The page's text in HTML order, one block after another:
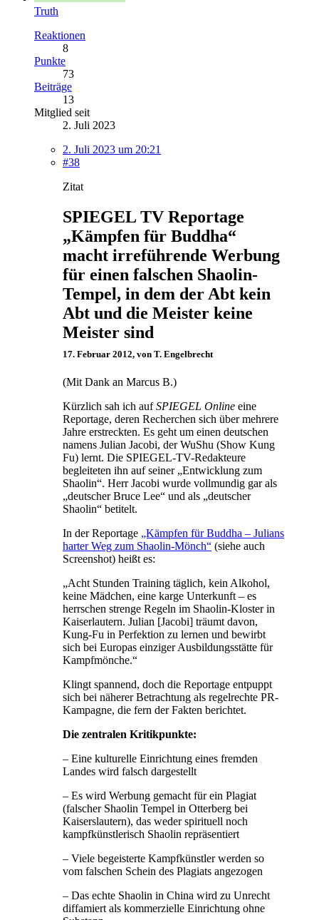
Truth
Reaktionen
8
Punkte
73
Beiträge
13
Mitglied seit
2. Juli 2023
2. Juli 2023 um 20:21
#38
Zitat
SPIEGEL TV Reportage
„Kämpfen für Buddha“
macht irreführende Werbung
für einen falschen Shaolin-
Tempel, in dem der Abt kein
Abt und die Meister keine
Meister sind
17. Februar 2012, von T. Engelbrecht
(Mit Dank an Marcus B.)
Kürzlich sah ich aufSPIEGEL Online eine
Reportage, deren Recherchen sich über mehrere
Jahre erstreckten. Es geht um einen deutschen
namens Julian Jacobi, der WuShu (Show Kung
Fu) lernt. Die SPIEGEL-TV-Redakteure
begleiteten ihn auf seiner „Entwicklung zum
Shaolin“. Herr Jacobi wurde vollmundig gar als
„deutscher Bruce Lee“ und als „deutscher
Shaolin“ betitelt.
In der Reportage „Kämpfen für Buddha – Julians
harter Weg zum Shaolin-Mönch“ (siehe auch
Screenshot) heißt es:
„Acht Stunden Training täglich, kein Alkohol,
keine Mädchen, eine karge Unterkunft – es
herrschen strenge Regeln im Shaolin-Kloster in
Kaiserlautern. Julian [Jacobi] träumt davon,
Kung-Fu in Perfektion zu lernen und bewirbt
sich bei Europas einziger Ausbildungsstätte für
Kampfmönche.“
Klingt spannend, doch die Reportage entpuppt
sich bei näherer Betrachtung als regelrechte PR-
Kampagne, die fern der Fakten berichtet.
Die zentralen Kritikpunkte:
– Eine kulturelle Einrichtung eines fremden
Landes wird falsch dargestellt
– Es wird Werbung gemacht für ein Plagiat
(falscher Shaolin Tempel in Otterberg bei
Kaiserslautern), das weder spirituell noch
kampfkünstlerisch Shaolin repräsentiert
– Viele begeisterte Kampfkünstler werden so
vom falschen Schein des Plagiats angezogen
– Das echte Shaolin in China wird zu Unrecht
diffamiert als kommerzielle Einrichtung ohne